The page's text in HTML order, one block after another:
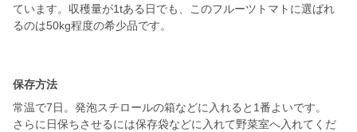
ています。収穫量が1tある日でも、このフルーツトマトに選ばれ
るのは50kg程度の希少品です。
保存方法
常温で7日。発泡スチロールの箱などに入れると1番よいです。
さらに日保ちさせるには保存袋などに入れて野菜室へ入れてくだ